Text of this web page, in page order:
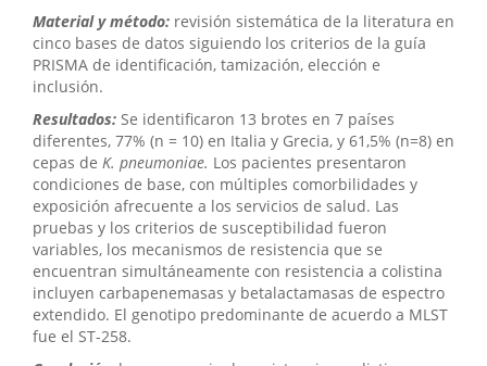
Material y método: revisión sistemática de la literatura en
cinco bases de datos siguiendo los criterios de la guía
PRISMA de identificación, tamización, elección e
inclusión.
Resultados: Se identificaron 13 brotes en 7 países
diferentes, 77% (n = 10) en Italia y Grecia, y 61,5% (n=8) en
cepas de K. pneumoniae. Los pacientes presentaron
condiciones de base, con múltiples comorbilidades y
exposición afrecuente a los servicios de salud. Las
pruebas y los criterios de susceptibilidad fueron
variables, los mecanismos de resistencia que se
encuentran simultáneamente con resistencia a colistina
incluyen carbapenemasas y betalactamasas de espectro
extendido. El genotipo predominante de acuerdo a MLST
fue el ST-258.